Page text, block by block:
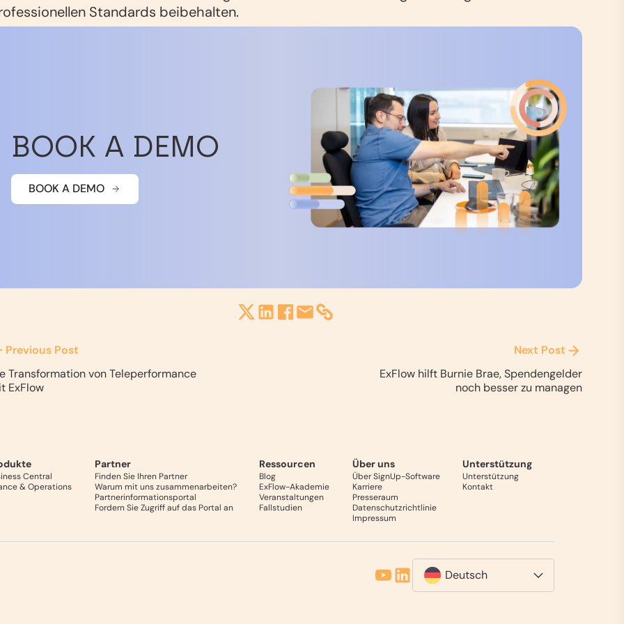
Standards beibehalten.
BOOK A DEMO
BOOK A DEMO
Previous Post
Transformation von Teleperformance
ExFlow
Next Post
ExFlow hilft Burnie Brae, Spendengelder
noch besser zu managen
Central
& Operations
Partner
Finden Sie Ihren Partner
Warum mit uns zusammenarbeiten?
Partnerinformationsportal
Fordern Sie Zugriff auf das Portal an
Ressourcen
Blog
ExFlow-Akademie
Veranstaltungen
Fallstudien
Über uns
Über SignUp-Software
Karriere
Presseraum
Datenschutzrichtlinie
Impressum
Unterstützung
Unterstützung
Kontakt
Deutsch